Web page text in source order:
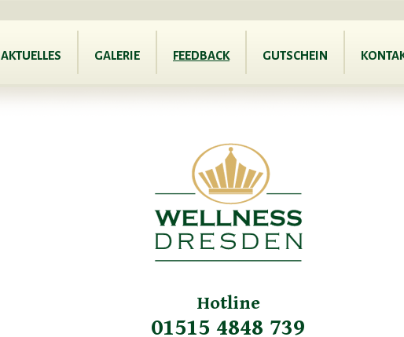
AKTUELLES GALERIE FEEDBACK GUTSCHEIN
Hotline
01515 4848 739